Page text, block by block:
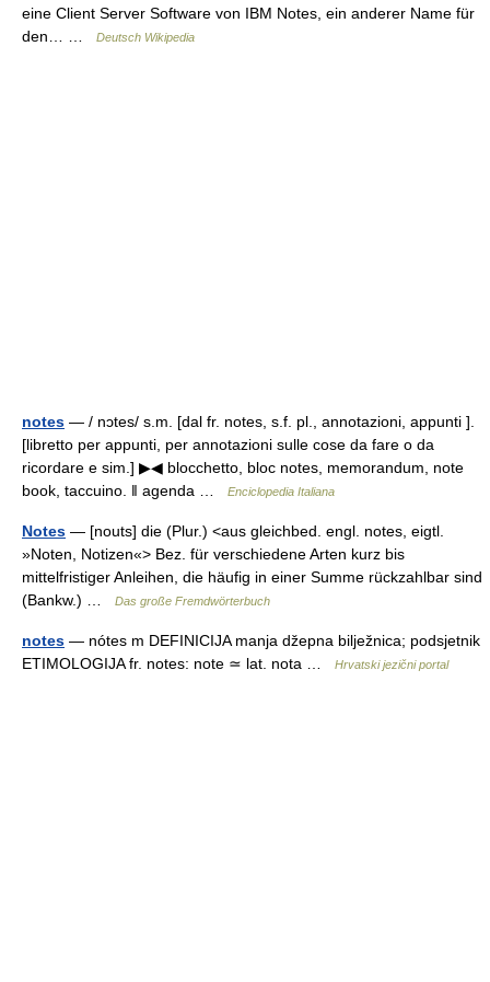
eine Client Server Software von IBM Notes, ein anderer Name für
den… …
Deutsch Wikipedia
notes — / nɔtes/ s.m. [dal fr. notes, s.f. pl., annotazioni, appunti ].
[libretto per appunti, per annotazioni sulle cose da fare o da
ricordare e sim.] ▶◀ blocchetto, bloc notes, memorandum, note
book, taccuino. ‖ agenda …
Enciclopedia Italiana
Notes — [nouts] die (Plur.) <aus gleichbed. engl. notes, eigtl.
»Noten, Notizen«> Bez. für verschiedene Arten kurz bis
mittelfristiger Anleihen, die häufig in einer Summe rückzahlbar sind
(Bankw.) …
Das große Fremdwörterbuch
notes — nótes m DEFINICIJA manja džepna bilježnica; podsjetnik
ETIMOLOGIJA fr. notes: note ≃ lat. nota …
Hrvatski jezični portal